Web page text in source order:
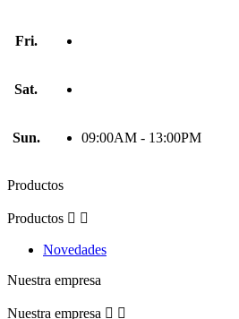
Fri.
Sat.
Sun. 09:00AM - 13:00PM
Productos
Productos  
Novedades
Nuestra empresa
Nuestra empresa  